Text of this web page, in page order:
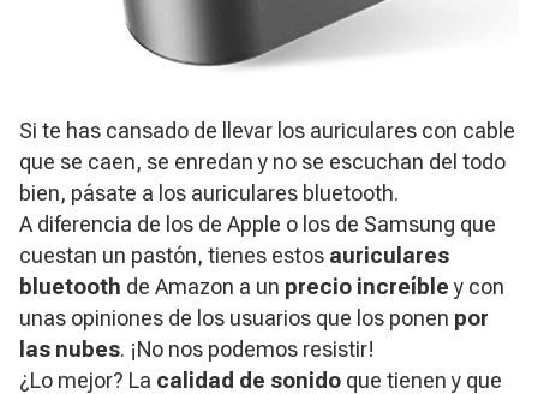
Si te has cansado de llevar los auriculares con cable
que se caen, se enredan y no se escuchan del todo
bien, pásate a los auriculares bluetooth.
A diferencia de los de Apple o los de Samsung que
cuestan un pastón, tienes estos auriculares
bluetooth de Amazon a un precio increíbley con
unas opiniones de los usuarios que los ponen por
las nubes. ¡No nos podemos resistir!
¿Lo mejor? La calidad de sonido que tienen y que